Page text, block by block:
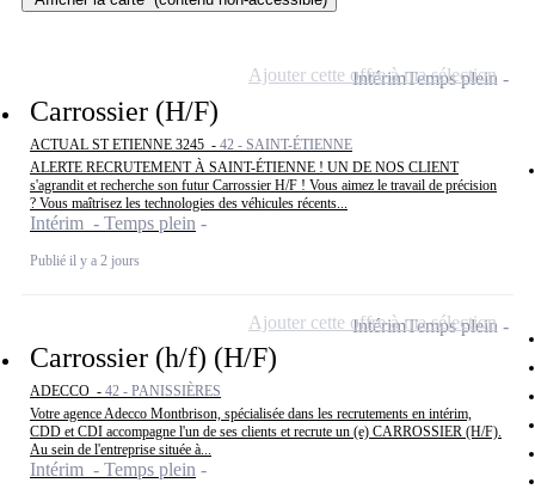
Carrossier (H/F)
ACTUAL ST ETIENNE 3245 - 42 - SAINT-ÉTIENNE
ALERTE RECRUTEMENT À SAINT-ÉTIENNE ! UN DE NOS CLIENT
s'agrandit et recherche son futur Carrossier H/F ! Vous aimez le travail de précision
? Vous maîtrisez les technologies des véhicules récents...
Intérim - Temps plein
Publié il y a 2 jours
IntérimTemps plein
Ajouter cette offre à ma sélection
Carrossier (h/f) (H/F)
ADECCO - 42 - PANISSIÈRES
Votre agence Adecco Montbrison, spécialisée dans les recrutements en intérim,
CDD et CDI accompagne l'un de ses clients et recrute un (e) CARROSSIER (H/F).
Au sein de l'entreprise située à...
Intérim - Temps plein
IntérimTemps plein
Ajouter cette offre à ma sélection